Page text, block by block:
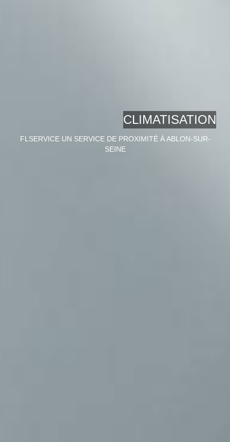
CLIMATISATION
FLSERVICE UN SERVICE DE PROXIMITÉ À ABLON-SUR-
SEINE